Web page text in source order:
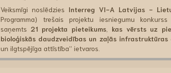
Veiksmīgi noslēdzies Interreg VI-A Latvijas -
Programma) trešais projektu iesniegumu
saņemts 21 projekta pieteikums
kas vērsts uz
bioloģiskās daudzveidības un zaļās infrastruktūras
un ilgtspējīga attīstība” ietvaros.